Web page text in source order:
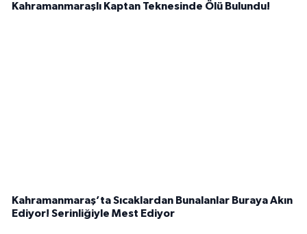
Kahramanmaraşlı Kaptan Teknesinde Ölü Bulundu!
Kahramanmaraş’ta Sıcaklardan Bunalanlar Buraya Akın
Ediyor! Serinliğiyle Mest Ediyor